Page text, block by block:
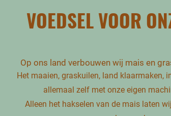
VOEDSEL VOOR
Op ons land verbouwen wij mais en
Het maaien, graskuilen, land klaarmaken,
allemaal zelf met onze eigen
Alleen het hakselen van de mais laten